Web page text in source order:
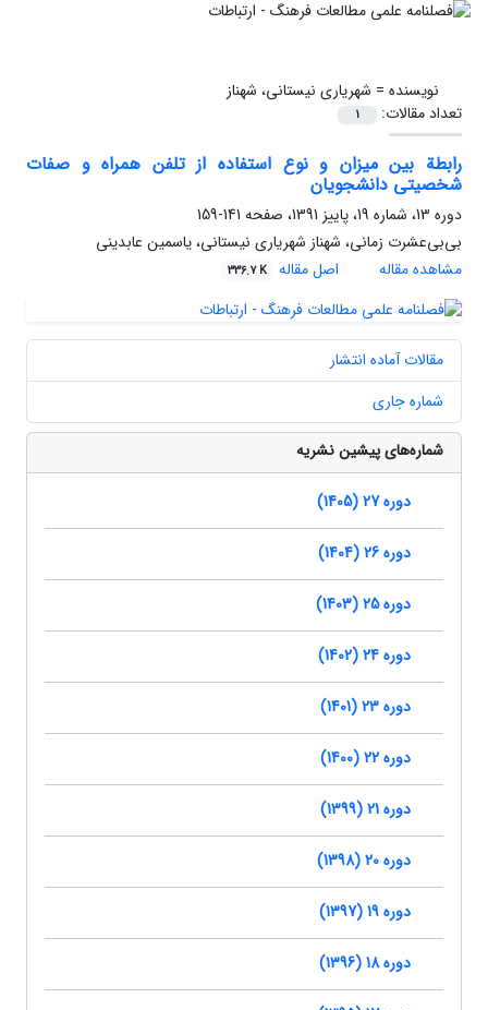
نویسنده = شهریاری نیستانی، شهناز
تعداد مقالات:
1
رابطة بین میزان و نوع استفاده از تلفن همراه و صفات
شخصیتی دانشجویان
دوره 13، شماره 19، پاییز 1391، صفحه
141-159
بی‌بی‌عشرت زمانی، شهناز شهریاری نیستانی، یاسمین عابدینی
مشاهده مقاله
اصل مقاله 336.7 K
مقالات آماده انتشار
شماره جاری
شماره‌های پیشین نشریه
دوره 27 (1405)
دوره 26 (1404)
دوره 25 (1403)
دوره 24 (1402)
دوره 23 (1401)
دوره 22 (1400)
دوره 21 (1399)
دوره 20 (1398)
دوره 19 (1397)
دوره 18 (1396)